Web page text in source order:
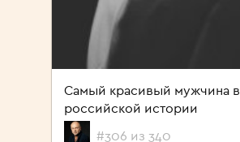
Самый красивый мужчина в
российской истории
#306 из 340